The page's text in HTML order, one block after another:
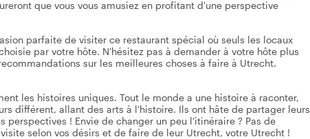
que vous vous amusiez en profitant d'une perspective
parfaite de visiter ce restaurant spécial où seuls les locaux
par votre hôte. N'hésitez pas à demander à votre hôte plus
sur les meilleures choses à faire à Utrecht.
les histoires uniques. Tout le monde a une histoire à raconter,
différent, allant des arts à l'histoire. Ils ont hâte de partager leurs
perspectives ! Envie de changer un peu l'itinéraire ? Pas de
selon vos désirs et de faire de leur Utrecht, votre Utrecht !